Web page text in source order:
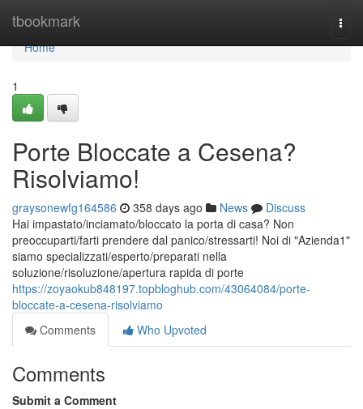
tbookmark
Home
Home
1
Porte Bloccate a Cesena?
Risolviamo!
graysonewfg164586 358 days ago News
Discuss
Hai impastato/inciamato/bloccato la porta di casa? Non
preoccuparti/farti prendere dal panico/stressarti! Noi di "Azienda1"
siamo specializzati/esperto/preparati nella
soluzione/risoluzione/apertura rapida di porte
https://zoyaokub848197.topbloghub.com/43064084/porte-
bloccate-a-cesena-risolviamo
Comments
Who Upvoted
Comments
Submit a Comment